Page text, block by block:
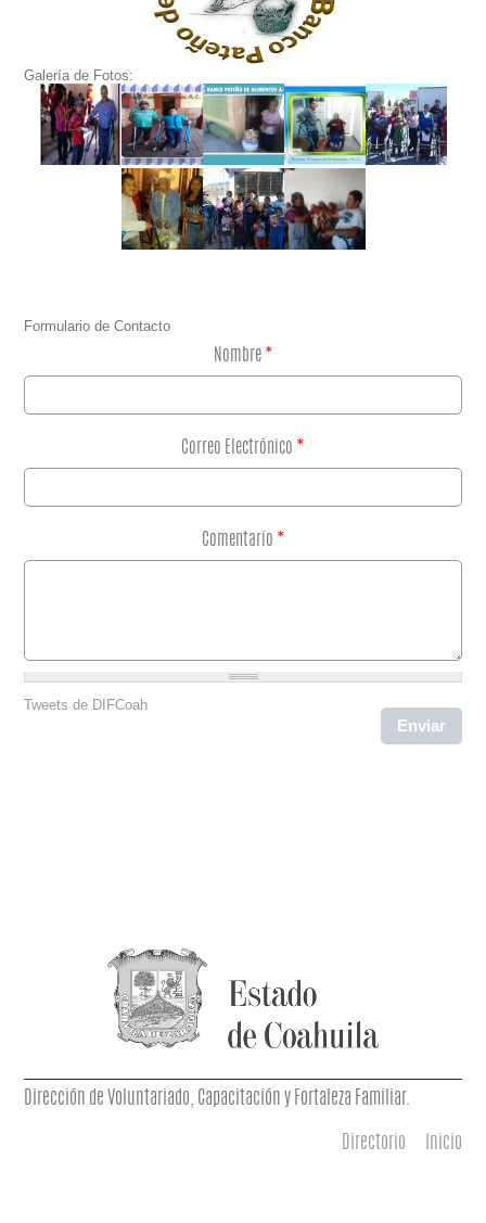
Galería de Fotos:
Formulario de Contacto
Nombre *
Correo Electrónico *
Comentario *
Tweets de DIFCoah
Dirección de Voluntariado, Capacitación y Fortaleza Familiar.
Directorio Inicio